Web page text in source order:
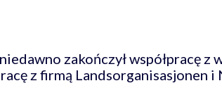
zakończył współpracę
z firmą Landsorganisasjonen i